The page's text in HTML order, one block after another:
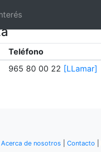
Teléfono
965 80 00 22 [LLamar]
Acerca de nosotros Contacto